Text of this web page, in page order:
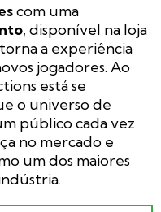
com uma
, disponível na loja
a experiência
jogadores. Ao
está se
o universo de
público cada vez
no mercado e
um dos maiores